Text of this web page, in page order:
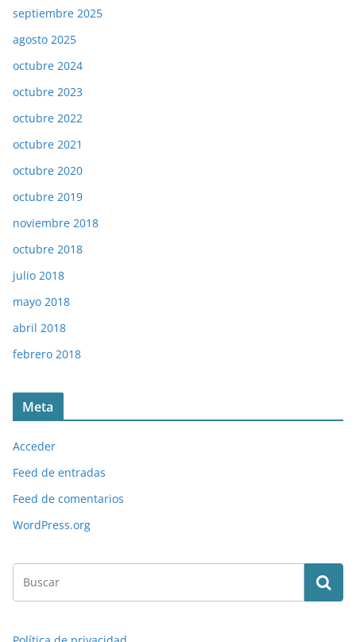
septiembre 2025
agosto 2025
octubre 2024
octubre 2023
octubre 2022
octubre 2021
octubre 2020
octubre 2019
noviembre 2018
octubre 2018
julio 2018
mayo 2018
abril 2018
febrero 2018
Meta
Acceder
Feed de entradas
Feed de comentarios
WordPress.org